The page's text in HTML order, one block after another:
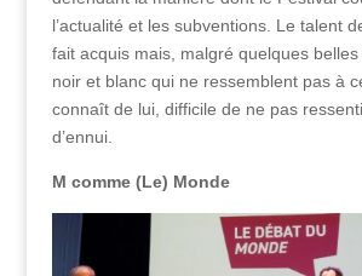
l’actualité et les subventions. Le talent
fait acquis mais, malgré quelques
noir et blanc qui ne ressemblent pas à
connaît de lui, difficile de ne pas
d’ennui.
M comme (Le) Monde